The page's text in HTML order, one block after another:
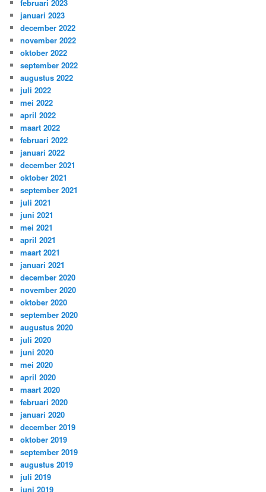
februari 2023
januari 2023
december 2022
november 2022
oktober 2022
september 2022
augustus 2022
juli 2022
mei 2022
april 2022
maart 2022
februari 2022
januari 2022
december 2021
oktober 2021
september 2021
juli 2021
juni 2021
mei 2021
april 2021
maart 2021
januari 2021
december 2020
november 2020
oktober 2020
september 2020
augustus 2020
juli 2020
juni 2020
mei 2020
april 2020
maart 2020
februari 2020
januari 2020
december 2019
oktober 2019
september 2019
augustus 2019
juli 2019
juni 2019